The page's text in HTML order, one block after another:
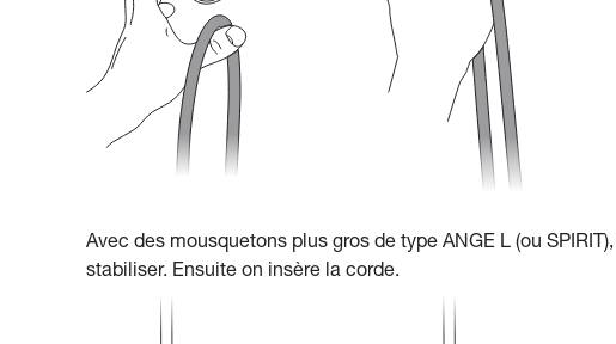
Avec des mousquetons plus gros de type ANGE L (ou
stabiliser. Ensuite on insère la corde.